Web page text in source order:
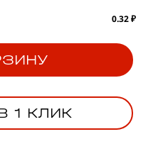
0.32 ₽
1 КЛИК